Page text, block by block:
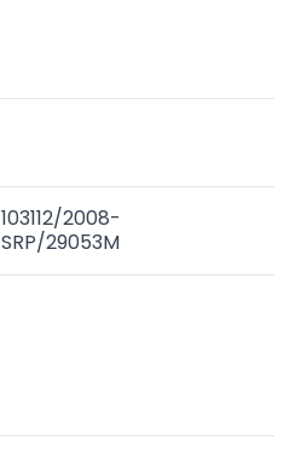
103112/2008-
SRP/29053M